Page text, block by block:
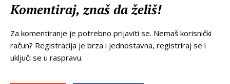
Komentiraj, znaš da želiš!
Za komentiranje je potrebno prijaviti se. Nemaš korisnički
račun? Registracija je brza i jednostavna, registriraj se i
uključi se u raspravu.